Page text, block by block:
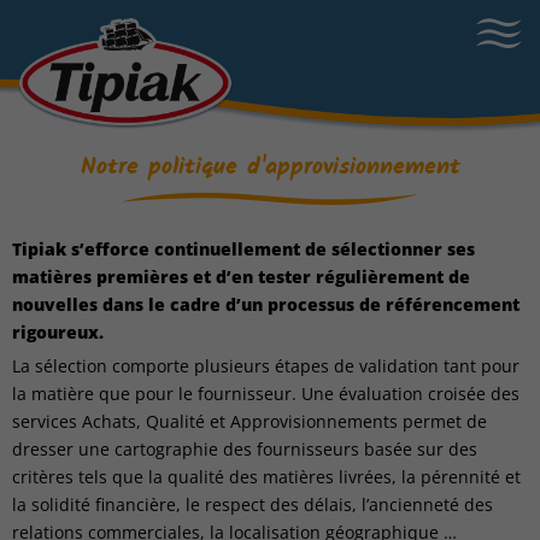
Notre politique d'approvisionnement
Tipiak s’efforce continuellement de sélectionner ses
matières premières et d’en tester régulièrement de
nouvelles dans le cadre d’un processus de référencement
rigoureux.
La sélection comporte plusieurs étapes de validation tant pour
la matière que pour le fournisseur. Une évaluation croisée des
services Achats, Qualité et Approvisionnements permet de
dresser une cartographie des fournisseurs basée sur des
critères tels que la qualité des matières livrées, la pérennité et
la solidité financière, le respect des délais, l’ancienneté des
relations commerciales, la localisation géographique …